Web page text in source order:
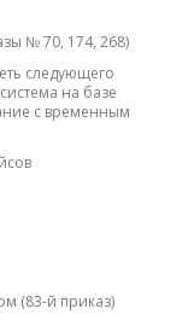
№ 70, 174, 268)
следующего
на базе
с временным
(83-й приказ)